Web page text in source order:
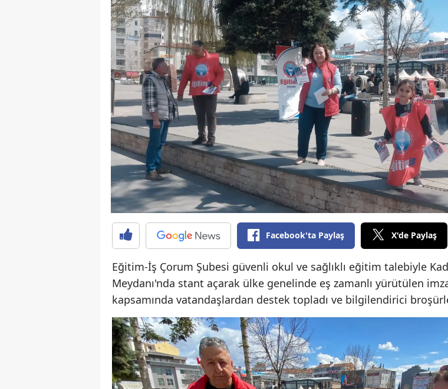
Facebook'ta Paylaş X'de Paylaş
Eğitim-İş Çorum Şubesi güvenli okul ve sağlıklı eğitim talebiyle
Meydanı'nda stant açarak ülke genelinde eş zamanlı yürütülen
kapsamında vatandaşlardan destek topladı ve bilgilendirici